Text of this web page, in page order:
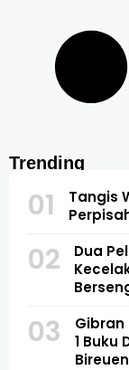
Trending
01
Tangis
02
Dua
03
Gibran
1 Buku